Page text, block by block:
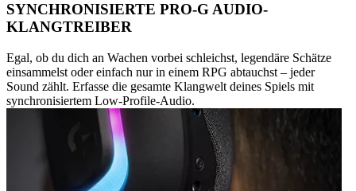
SYNCHRONISIERTE PRO-G AUDIO-
KLANGTREIBER
Egal, ob du dich an Wachen vorbei schleichst, legendäre Schätze
einsammelst oder einfach nur in einem RPG abtauchst – jeder
Sound zählt. Erfasse die gesamte Klangwelt deines Spiels mit
synchronisiertem Low-Profile-Audio.